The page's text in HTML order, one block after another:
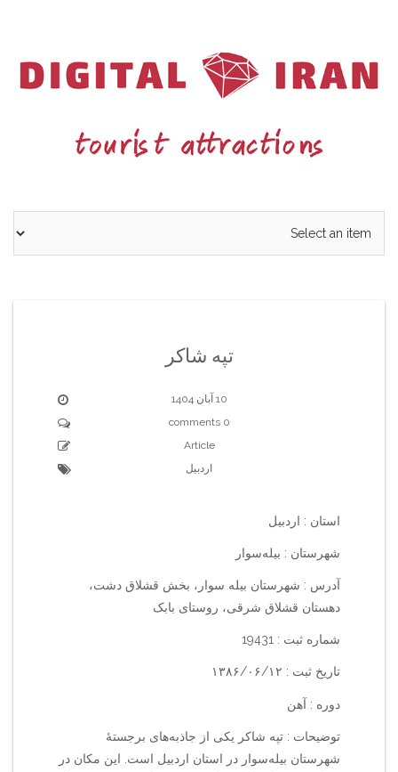
تپه شاکر
10 آبان 1404
0 comments
Article
اردبیل
استان : اردبیل
شهرستان : بیله‌سوار
آدرس : شهرستان بیله سوار، بخش قشلاق دشت،
دهستان قشلاق شرقی، روستای بابک
شماره ثبت : 19431
تاریخ ثبت : ۱۳۸۶/۰۶/۱۲
دوره : آهن
توضیحات : تپه شاکر یکی از جاذبه‌های برجستهٔ
شهرستان بیله‌سوار در استان اردبیل است. این مکان در